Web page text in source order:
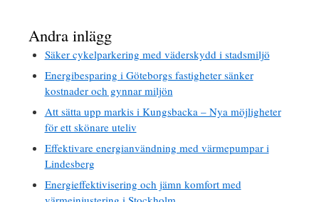
Andra inlägg
Säker cykelparkering med väderskydd i stadsmiljö
Energibesparing i Göteborgs fastigheter sänker
kostnader och gynnar miljön
Att sätta upp markis i Kungsbacka – Nya möjligheter
för ett skönare uteliv
Effektivare energianvändning med värmepumpar i
Lindesberg
Energieffektivisering och jämn komfort med